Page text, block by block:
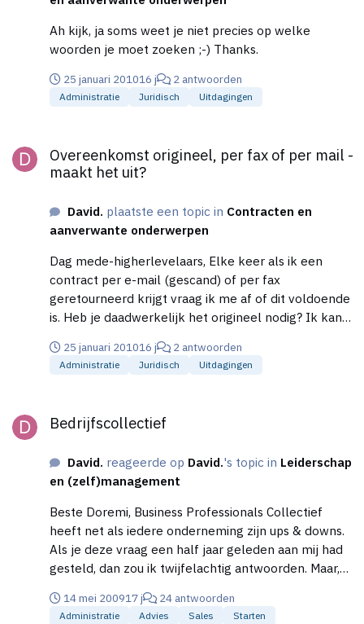
Ah kijk, ja soms weet je niet precies op welke
woorden je moet zoeken ;-) Thanks.
25 januari 201016 j 2 antwoorden
Administratie Juridisch Uitdagingen
Overeenkomst origineel, per fax of per mail -
maakt het uit?
David. plaatste een topic in Contracten en
aanverwante onderwerpen
Dag mede-higherlevelaars, Elke keer als ik een
contract per e-mail (gescand) of per fax
geretourneerd krijgt vraag ik me af of dit voldoende
is. Heb je daadwerkelijk het origineel nodig? Ik kan
doen. Maar is dat wel slim?
25 januari 201016 j 2 antwoorden
Administratie Juridisch Uitdagingen
Bedrijfscollectief
David. reageerde op David.'s topic in Leiderschap
en (zelf)management
Beste Doremi, Business Professionals Collectief
heeft net als iedere onderneming zijn ups & downs.
Als je deze vraag een half jaar geleden aan mij had
gesteld, dan zou ik twijfelachtig antwoorden. Maar,
ik BPC sterker zien worden. Onze onderneming
14 mei 200917 j 24 antwoorden
Administratie Advies Sales Starten